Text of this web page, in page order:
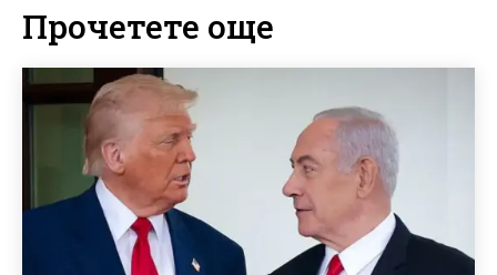
Прочетете още